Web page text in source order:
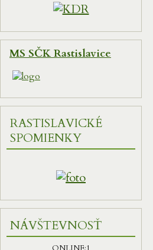
MS SČK Rastislavice
RASTISLAVICKÉ
SPOMIENKY
NÁVŠTEVNOSŤ